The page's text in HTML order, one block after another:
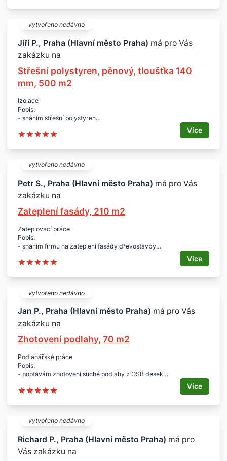
Tloušťka:
- 100 mm
Lokalita dopravy (včetně dopravy):
- Praha 4, Libuš
- celková dodávka je cca 530 m2
- požadujeme desky nařezat na rozměr 3.200 x 1.200 mm (3,2 x
1,2 m)
vytvořeno nedávno
Jiří P., Praha (Hlavní město Praha) má pro Vás
zakázku na
Střešní polystyren, pěnový, tloušťka 140
mm, 500 m2
Izolace
Popis:
- sháním střešní polystyren
Rozměry:
Množství:
- 500 m2
Lokalita:
- Praha 4
Více
vytvořeno nedávno
Petr S., Praha (Hlavní město Praha) má pro Vás
zakázku na
Zateplení fasády, 210 m2
Zateplovací práce
Popis:
- sháním firmu na zateplení fasády dřevostavby
- překrytí spár oken a dveří
Síla zateplení:
- polystyren, 5 - 10 cm
Lokalita:
- Praha 5 - Lipence
Termín:
Více
vytvořeno nedávno
Jan P., Praha (Hlavní město Praha) má pro Vás
zakázku na
Zhotovení podlahy, 70 m2
Podlahářské práce
Popis:
- poptávám zhotovení suché podlahy z OSB desek
- 5 cm polystyren EPS 100, 2x OSB desky 15 mm
Lokalita:
- Praha
Více
vytvořeno nedávno
Richard P., Praha (Hlavní město Praha) má pro
Vás zakázku na